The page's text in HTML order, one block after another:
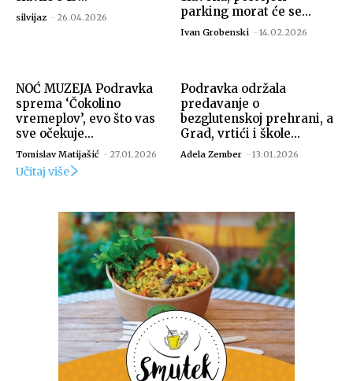
silvijaz - 26.04.2026
parking morat će se...
Ivan Grobenski - 14.02.2026
NOĆ MUZEJA Podravka
sprema ‘Čokolino
vremeplov’, evo što vas
sve očekuje...
Tomislav Matijašić - 27.01.2026
Podravka održala
predavanje o
bezglutenskoj prehrani, a
Grad, vrtići i škole...
Adela Zember - 13.01.2026
Učitaj više